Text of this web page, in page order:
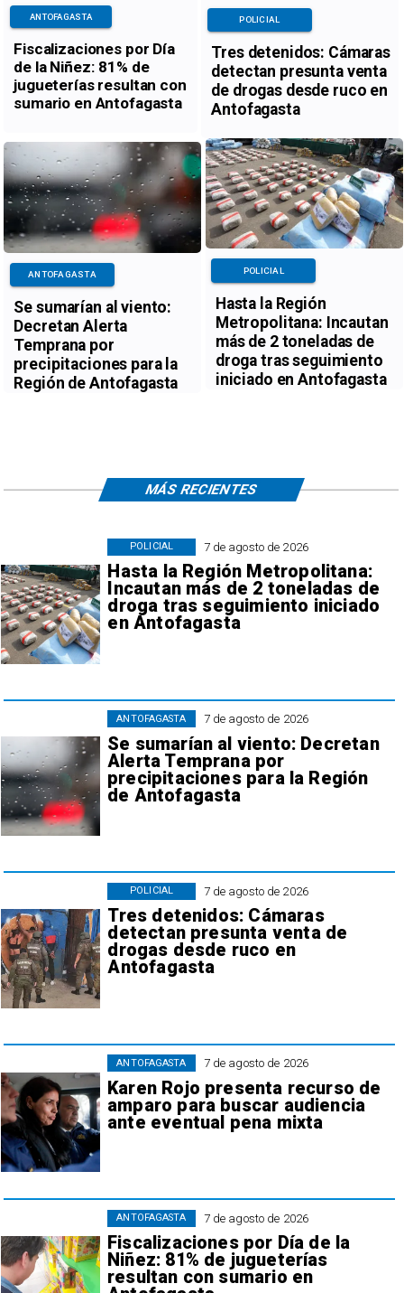
Fiscalizaciones por Día
de la Niñez: 81% de
jugueterías resultan con
sumario en Antofagasta
ANTOFAGASTA
Tres detenidos: Cámaras
detectan presunta venta
de drogas desde ruco en
Antofagasta
POLICIAL
Se sumarían al viento:
Decretan Alerta
Temprana por
precipitaciones para la
Región de Antofagasta
ANTOFAGASTA
Hasta la Región
Metropolitana: Incautan
más de 2 toneladas de
droga tras seguimiento
iniciado en Antofagasta
POLICIAL
7 de agosto de 2026
Hasta la Región Metropolitana:
Incautan más de 2 toneladas de
droga tras seguimiento iniciado
en Antofagasta
POLICIAL
7 de agosto de 2026
Se sumarían al viento: Decretan
Alerta Temprana por
precipitaciones para la Región
de Antofagasta
ANTOFAGASTA
7 de agosto de 2026
Tres detenidos: Cámaras
detectan presunta venta de
drogas desde ruco en
Antofagasta
POLICIAL
7 de agosto de 2026
Karen Rojo presenta recurso de
amparo para buscar audiencia
ante eventual pena mixta
ANTOFAGASTA
7 de agosto de 2026
Fiscalizaciones por Día de la
Niñez: 81% de jugueterías
resultan con sumario en
ANTOFAGASTA
MÁS RECIENTES